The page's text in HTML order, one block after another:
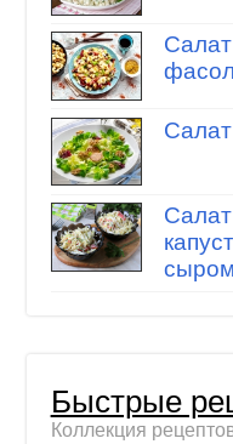
сыром
Быстрые
Коллекция